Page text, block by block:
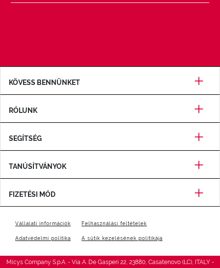
KÖVESS BENNÜNKET
RÓLUNK
SEGÍTSÉG
TANÚSÍTVÁNYOK
FIZETÉSI MÓD
Vállalati információk Felhasználási feltételek
Adatvédelmi politika A sütik kezelésének politikája
Micys Company S.p.A. - Via A. De Gasperi 22, 23880, Casatenovo (LC), ITALY -